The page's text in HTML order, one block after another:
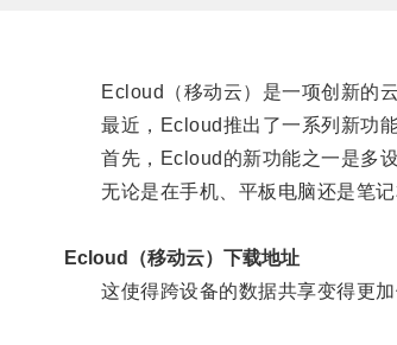
Ecloud（移动云）是一项创新的云
最近，Ecloud推出了一系列新功能
首先，Ecloud的新功能之一是多设
无论是在手机、平板电脑还是笔记
Ecloud（移动云）下载地址
这使得跨设备的数据共享变得更加